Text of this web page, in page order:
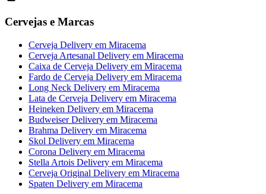
Cervejas e Marcas
Cerveja Delivery em Miracema
Cerveja Artesanal Delivery em Miracema
Caixa de Cerveja Delivery em Miracema
Fardo de Cerveja Delivery em Miracema
Long Neck Delivery em Miracema
Lata de Cerveja Delivery em Miracema
Heineken Delivery em Miracema
Budweiser Delivery em Miracema
Brahma Delivery em Miracema
Skol Delivery em Miracema
Corona Delivery em Miracema
Stella Artois Delivery em Miracema
Cerveja Original Delivery em Miracema
Spaten Delivery em Miracema